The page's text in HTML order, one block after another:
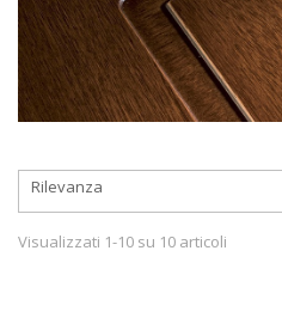
Rilevanza
Visualizzati 1-10 su 10 articoli